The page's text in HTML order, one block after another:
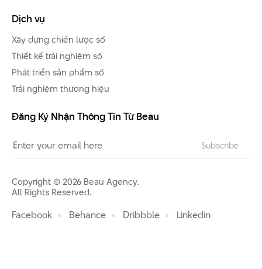
Dịch vụ
Xây dựng chiến lược số
Thiết kế trải nghiệm số
Phát triển sản phẩm số
Trải nghiệm thương hiệu
Đăng Ký Nhận Thông Tin Từ Beau
Copyright © 2026 Beau Agency.
All Rights Reserved.
Facebook Behance Dribbble Linkedin